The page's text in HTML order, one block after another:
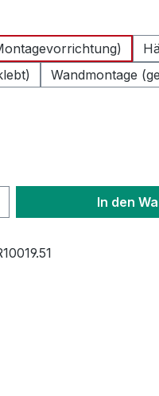
Wandmontage
(Schweiz)
Gib denIn den